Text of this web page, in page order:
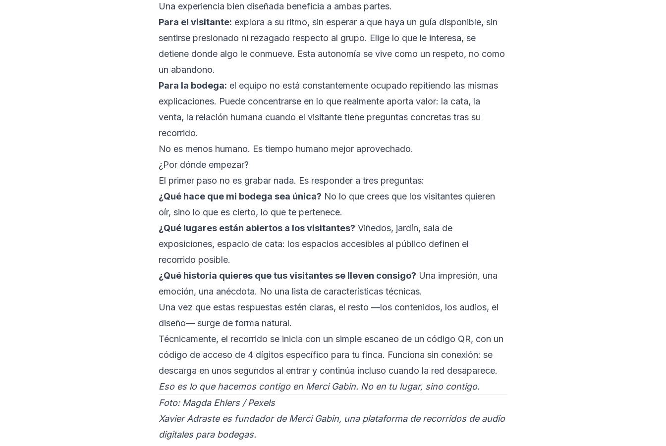
Una experiencia bien diseñada beneficia a ambas partes.
Para el visitante: explora a su ritmo, sin esperar a que haya un guía disponible, sin
sentirse presionado ni rezagado respecto al grupo. Elige lo que le interesa, se
detiene donde algo le conmueve. Esta autonomía se vive como un respeto, no como
un abandono.
Para la bodega: el equipo no está constantemente ocupado repitiendo las mismas
explicaciones. Puede concentrarse en lo que realmente aporta valor: la cata, la
venta, la relación humana cuando el visitante tiene preguntas concretas tras su
recorrido.
No es menos humano. Es tiempo humano mejor aprovechado.
¿Por dónde empezar?
El primer paso no es grabar nada. Es responder a tres preguntas:
¿Qué hace que mi bodega sea única? No lo que crees que los visitantes quieren
oír, sino lo que es cierto, lo que te pertenece.
¿Qué lugares están abiertos a los visitantes? Viñedos, jardín, sala de
exposiciones, espacio de cata: los espacios accesibles al público definen el
recorrido posible.
¿Qué historia quieres que tus visitantes se lleven consigo? Una impresión, una
emoción, una anécdota. No una lista de características técnicas.
Una vez que estas respuestas estén claras, el resto —los contenidos, los audios, el
diseño— surge de forma natural.
Técnicamente, el recorrido se inicia con un simple escaneo de un código QR, con un
código de acceso de 4 dígitos específico para tu finca. Funciona sin conexión: se
descarga en unos segundos al entrar y continúa incluso cuando la red desaparece.
Eso es lo que hacemos contigo en Merci Gabin. No en tu lugar, sino contigo.
Foto: Magda Ehlers / Pexels
Xavier Adraste es fundador de Merci Gabin, una plataforma de recorridos de audio
digitales para bodegas.